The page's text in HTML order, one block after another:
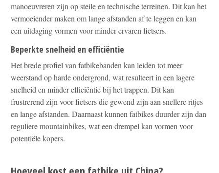
manoeuvreren zijn op steile en technische terreinen. Dit kan het
vermoeiender maken om lange afstanden af te leggen en kan
een uitdaging vormen voor minder ervaren fietsers.
Beperkte snelheid en efficiëntie
Het brede profiel van fatbikebanden kan leiden tot meer
weerstand op harde ondergrond, wat resulteert in een lagere
snelheid en minder efficiëntie bij het trappen. Dit kan
frustrerend zijn voor fietsers die gewend zijn aan snellere ritjes
en lange afstanden. Daarnaast kunnen fatbikes duurder zijn dan
reguliere mountainbikes, wat een drempel kan vormen voor
potentiële kopers.